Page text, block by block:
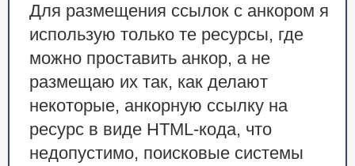
Для размещения ссылок с анкором я
использую только те ресурсы, где
можно проставить анкор, а не
размещаю их так, как делают
некоторые, анкорную ссылку на
ресурс в виде HTML-кода, что
недопустимо, поисковые системы